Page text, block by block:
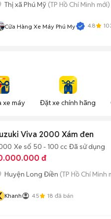
Thị xã Phú Mỹ (TP Hồ Chí Minh mới)
Cửa Hàng Xe Máy Phú My 4.8
xe máy Đặt xe chính hãng
Viva 2000 Xám đen
Xe số 50 - 100 cc Đã sử dụng
đ
Huyện Long Điền (TP Hồ Chí Minh
Khanh 4.5 18 đã bán